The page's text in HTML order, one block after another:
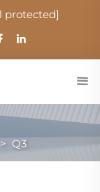
protected]
> Q3